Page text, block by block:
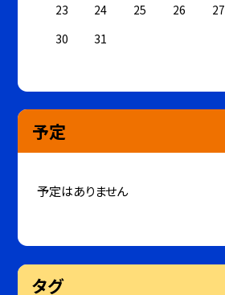
23
24 25 26 27
30
31
予定
予定はありません
タグ